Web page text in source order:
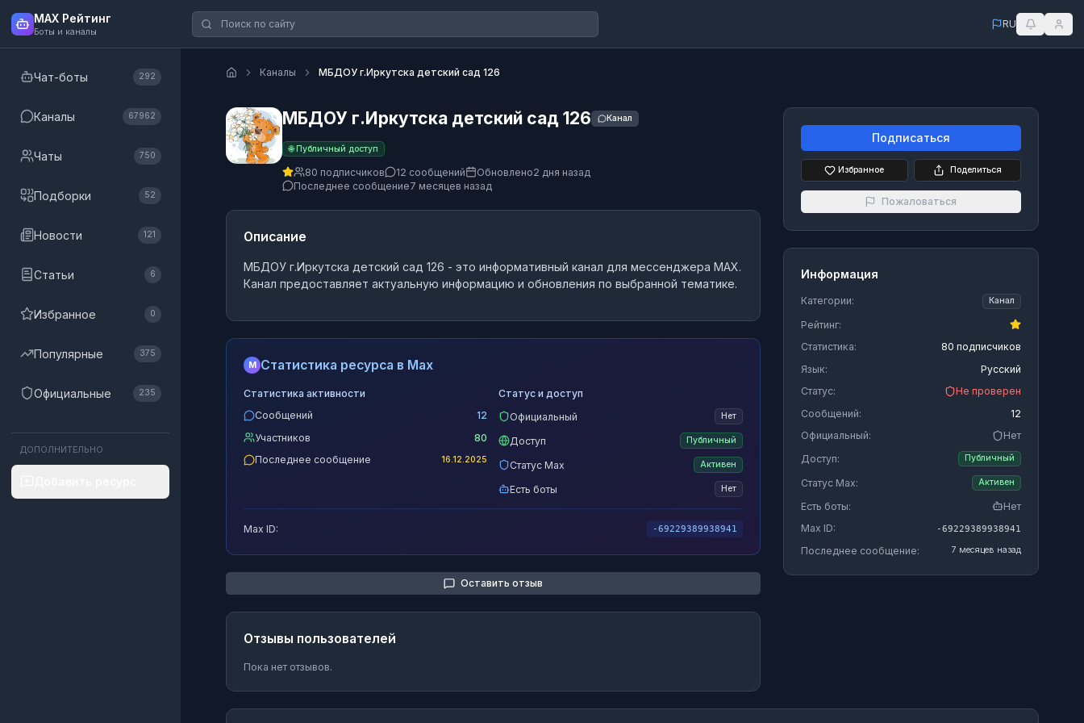
MAX Рейтинг
Боты и каналы
Чат-боты 292
Каналы 67962
Чаты 750
Подборки 52
Новости 121
Статьи 6
Избранное 0
Популярные 375
Официальные 235
ДОПОЛНИТЕЛЬНО
RU
Каналы МБДОУ г.Иркутска детский сад 126
МБДОУ г.Иркутска детский сад 126 Канал
🌐 Публичный доступ
80 подписчиков 12 сообщений Обновлено2 дня назад
Последнее сообщение7 месяцев назад
Описание
МБДОУ г.Иркутска детский сад 126 - это информативный канал для мессенджера MAX.
Канал предоставляет актуальную информацию и обновления по выбранной тематике.
M Статистика ресурса в Max
Статистика активности
Сообщений
12
Участников
80
Последнее сообщение
16.12.2025
Статус и доступ
Официальный
Нет
Доступ Публичный
Статус Max Активен
Есть боты Нет
Max ID: -69229389938941
Оставить отзыв
Отзывы пользователей
Пока нет отзывов.
Подписаться
Избранное Поделиться
Пожаловаться
Информация
Категории: Канал
Рейтинг:
Статистика:
80 подписчиков
Язык:
Русский
Статус:
Не проверен
Сообщений:
12
Официальный:
Нет
Доступ:
Публичный
Статус Max: Активен
Есть боты:
Нет
Max ID:
-69229389938941
Последнее сообщение: 7 месяцев назад